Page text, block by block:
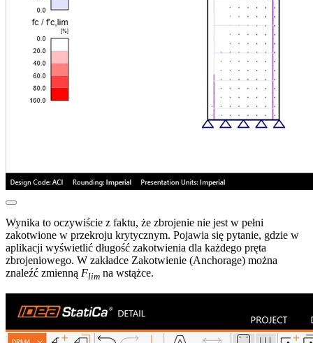
Wynika to oczywiście z faktu, że zbrojenie nie jest w pełni
zakotwione w przekroju krytycznym. Pojawia się pytanie, gdzie w
aplikacji wyświetlić długość zakotwienia dla każdego pręta
zbrojeniowego. W zakładce Zakotwienie (Anchorage) można
znaleźć zmienną Flim na wstążce.